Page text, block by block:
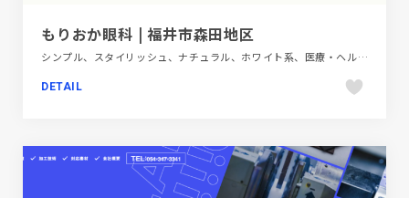
もりおか眼科 | 福井市森田地区
シンプル、スタイリッシュ、ナチュラル、ホワイト系、医療・ヘルスケア、施設・店舗サイト
DETAIL